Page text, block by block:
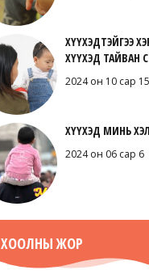
ХҮҮХЭДТЭЙГЭЭ
ХҮҮХЭД ТАЙВАН
2024 он 10 сар 15
ХҮҮХЭД МИНЬ
2024 он 06 сар 6
ХООЛНЫ ЖОР